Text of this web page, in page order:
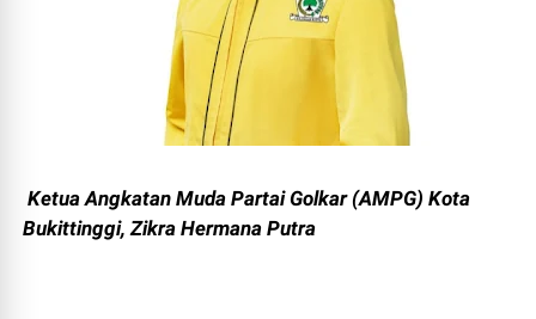
Ketua Angkatan Muda Partai Golkar (AMPG) Kota
Bukittinggi, Zikra Hermana Putra